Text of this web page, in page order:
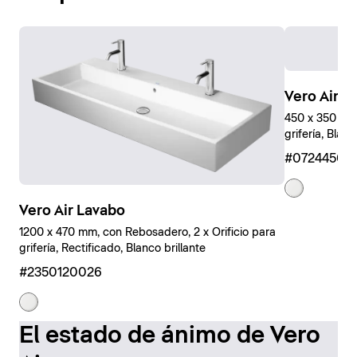
Vero Air Lavabo
1200 x 470 mm, con Rebosadero, 2 x Orificio para
grifería, Rectificado, Blanco brillante
#2350120026
Vero Air
450 x 350
grifería,
El estado de ánimo de Vero